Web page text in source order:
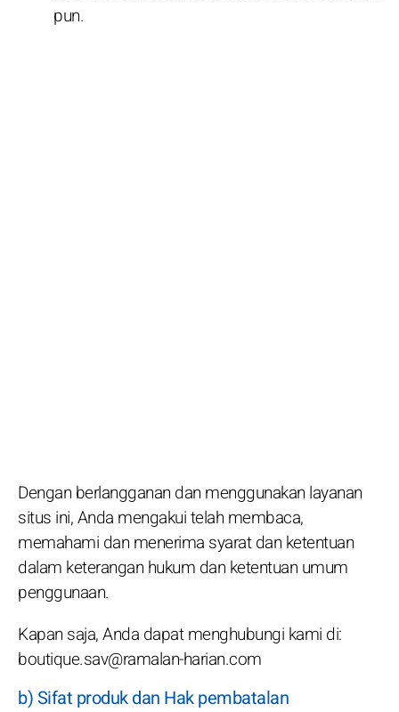
pun.
Dengan berlangganan dan menggunakan layanan
situs ini, Anda mengakui telah membaca,
memahami dan menerima syarat dan ketentuan
dalam keterangan hukum dan ketentuan umum
penggunaan.
Kapan saja, Anda dapat menghubungi kami di:
boutique.sav@ramalan-harian.com
b) Sifat produk dan Hak pembatalan